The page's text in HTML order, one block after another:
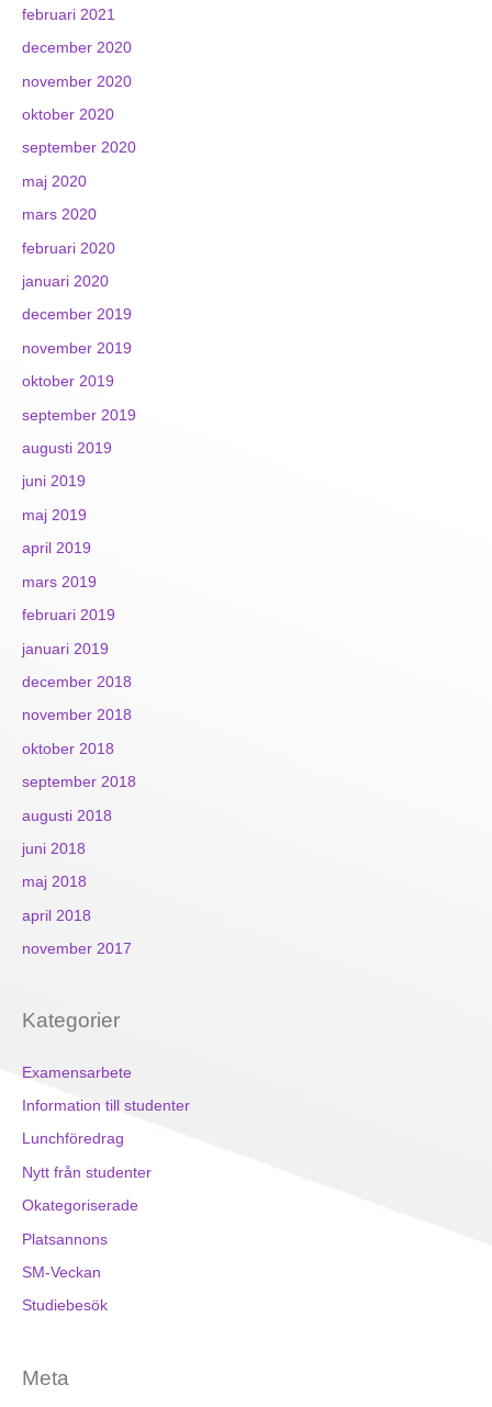
februari 2021
december 2020
november 2020
oktober 2020
september 2020
maj 2020
mars 2020
februari 2020
januari 2020
december 2019
november 2019
oktober 2019
september 2019
augusti 2019
juni 2019
maj 2019
april 2019
mars 2019
februari 2019
januari 2019
december 2018
november 2018
oktober 2018
september 2018
augusti 2018
juni 2018
maj 2018
april 2018
november 2017
Kategorier
Examensarbete
Information till studenter
Lunchföredrag
Nytt från studenter
Okategoriserade
Platsannons
SM-Veckan
Studiebesök
Meta